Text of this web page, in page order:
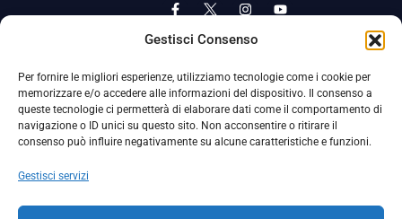
Gestisci Consenso
Per fornire le migliori esperienze, utilizziamo tecnologie come i cookie per
memorizzare e/o accedere alle informazioni del dispositivo. Il consenso a
queste tecnologie ci permetterà di elaborare dati come il comportamento di
navigazione o ID unici su questo sito. Non acconsentire o ritirare il
consenso può influire negativamente su alcune caratteristiche e funzioni.
Gestisci servizi
Privacy Policy Cookie Policy
La Società ha nominato il Responsabile della Protezione dei Dati Personali (DPO), figura specializzata che vigila sulle modalità
adottate dalla nostra Società per tutelare i Suoi dati personali.
Per contattare il DPO può scrivere a